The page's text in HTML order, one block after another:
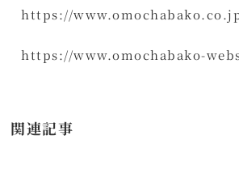
https://
https://www.omochabako-
関連記事